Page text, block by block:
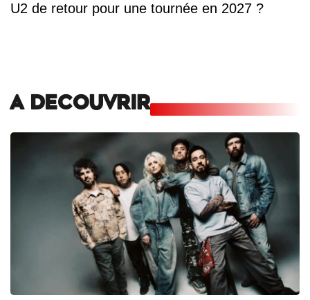
U2 de retour pour une tournée en 2027 ?
A DECOUVRIR